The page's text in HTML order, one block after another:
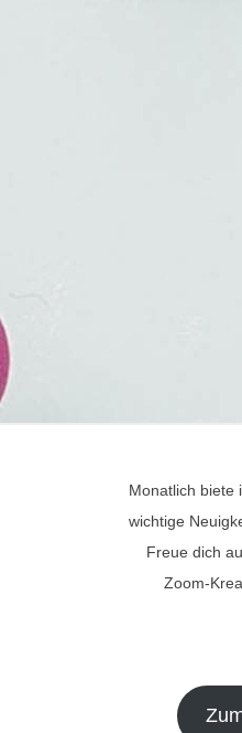
Monatlich biete
wichtige
Freue dich
Zoom-